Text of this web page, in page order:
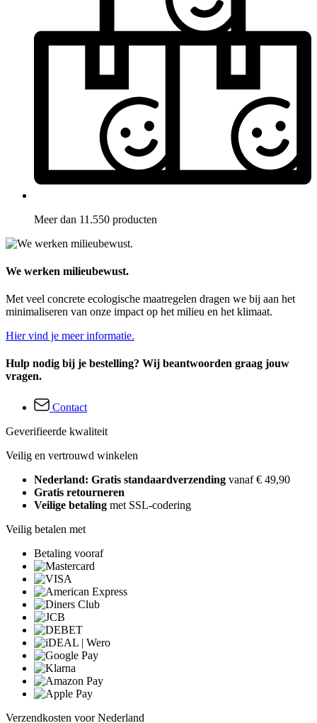
Meer dan 11.550 producten
We werken milieubewust.
Met veel concrete ecologische maatregelen dragen we bij aan het
minimaliseren van onze impact op het milieu en het klimaat.
Hier vind je meer informatie.
Hulp nodig bij je bestelling? Wij beantwoorden graag jouw
vragen.
Contact
Geverifieerde kwaliteit
Veilig en vertrouwd winkelen
Nederland: Gratis standaardverzending vanaf € 49,90
Gratis retourneren
Veilige betaling met SSL-codering
Veilig betalen met
Betaling vooraf
Verzendkosten voor Nederland